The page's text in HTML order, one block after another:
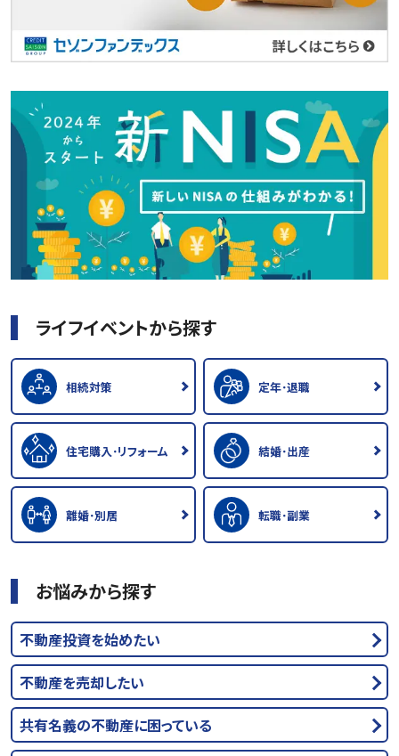
ライフイベントから探す
相続対策 定年･退職
住宅購入･リフォーム 結婚･出産
離婚･別居 転職･副業
お悩みから探す
不動産投資を始めたい
不動産を売却したい
共有名義の不動産に困っている